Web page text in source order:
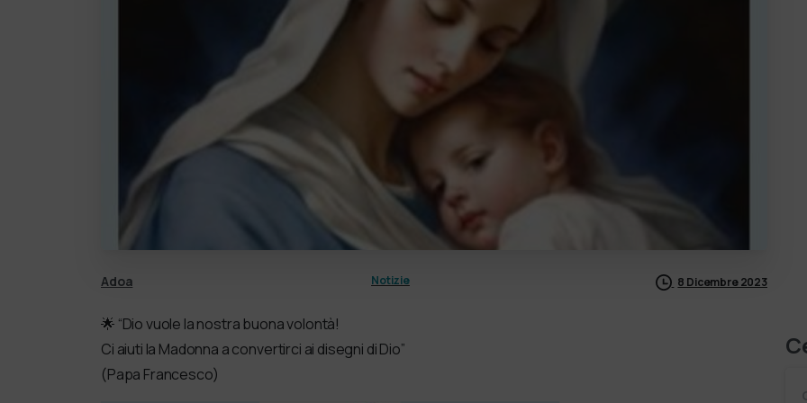
Adoa Notizie 8 Dicembre 2023
🌟 “Dio vuole la nostra buona volontà!
Ci aiuti la Madonna a convertirci ai disegni di Dio”
(Papa Francesco)